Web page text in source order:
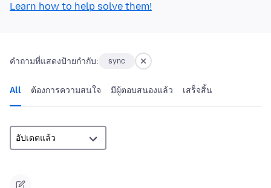
Learn how to help solve them!
คำถามที่แสดงป้ายกำกับ: sync
All ต้องการความสนใจ มีผู้ตอบสนองแล้ว เสร็จสิ้น